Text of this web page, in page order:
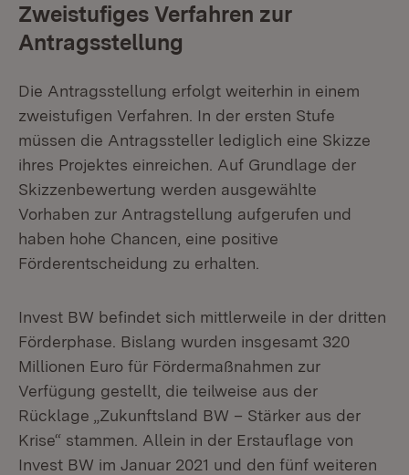
Zweistufiges Verfahren zur
Antragsstellung
Die Antragsstellung erfolgt weiterhin in einem
zweistufigen Verfahren. In der ersten Stufe
müssen die Antragssteller lediglich eine Skizze
ihres Projektes einreichen. Auf Grundlage der
Skizzenbewertung werden ausgewählte
Vorhaben zur Antragstellung aufgerufen und
haben hohe Chancen, eine positive
Förderentscheidung zu erhalten.
Invest BW befindet sich mittlerweile in der dritten
Förderphase. Bislang wurden insgesamt 320
Millionen Euro für Fördermaßnahmen zur
Verfügung gestellt, die teilweise aus der
Rücklage „Zukunftsland BW – Stärker aus der
Krise“ stammen. Allein in der Erstauflage von
Invest BW im Januar 2021 und den fünf weiteren